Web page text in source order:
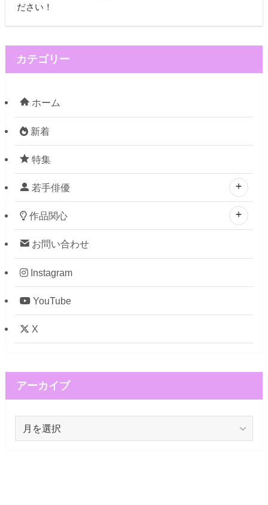
ださい！
カテゴリー
ホーム
新着
特集
若手俳優
作品関心
お問い合わせ
Instagram
YouTube
X
アーカイブ